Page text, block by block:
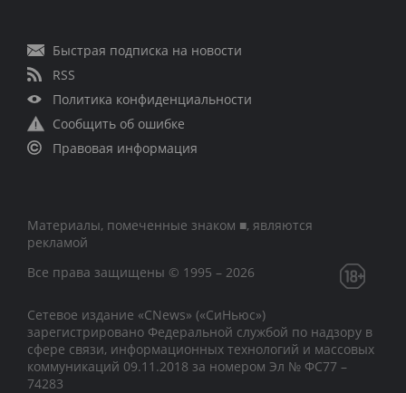
Быстрая подписка на новости
RSS
Политика конфиденциальности
Сообщить об ошибке
Правовая информация
Материалы, помеченные знаком ■, являются
рекламой
Все права защищены © 1995 – 2026
Сетевое издание «CNews» («СиНьюс»)
зарегистрировано Федеральной службой по надзору в
сфере связи, информационных технологий и массовых
коммуникаций 09.11.2018 за номером Эл № ФС77 –
74283